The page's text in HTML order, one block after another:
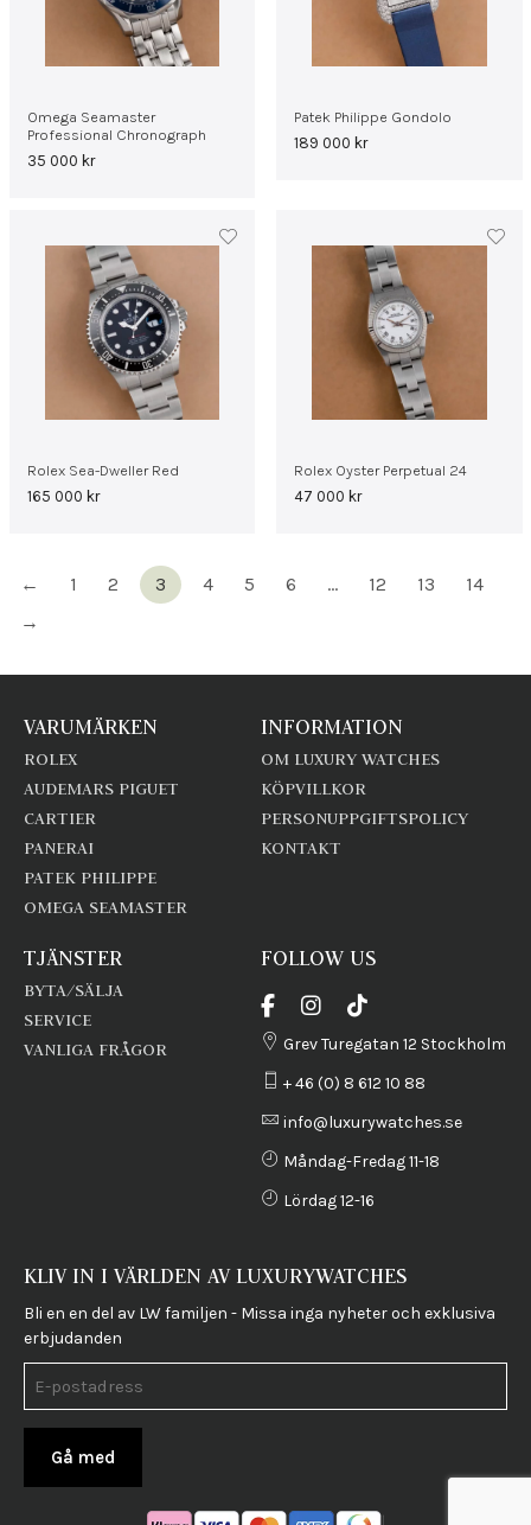
Omega Seamaster
Professional Chronograph
35 000 kr
Patek Philippe Gondolo
189 000 kr
Rolex Sea-Dweller Red
165 000 kr
Rolex Oyster Perpetual 24
47 000 kr
← 1 2 3 4 5 6 … 12 13
14
→
VARUMÄRKEN
ROLEX
AUDEMARS PIGUET
CARTIER
PANERAI
PATEK PHILIPPE
OMEGA SEAMASTER
INFORMATION
OM LUXURY WATCHES
KÖPVILLKOR
PERSONUPPGIFTSPOLICY
KONTAKT
TJÄNSTER
BYTA/SÄLJA
SERVICE
VANLIGA FRÅGOR
FOLLOW US
Grev Turegatan 12 Stockholm
+ 46 (0) 8 612 10 88
info@luxurywatches.se
Måndag-Fredag 11-18
Lördag 12-16
KLIV IN I VÄRLDEN AV LUXURYWATCHES
Bli en en del av LW familjen - Missa inga nyheter och exklusiva
erbjudanden
Gå med